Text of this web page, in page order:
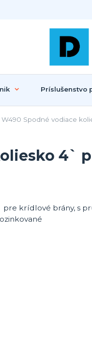
Príslušenstvo
W490 Spodné vodiace
4`